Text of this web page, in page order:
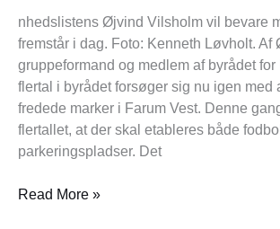
nhedslistens Øjvind Vilsholm vil bevare
fremstår i dag. Foto: Kenneth Løvholt. Af
gruppeformand og medlem af byrådet
flertal i byrådet forsøger sig nu igen med
fredede marker i Farum Vest. Denne
flertallet, at der skal etableres både
parkeringspladser. Det
markerne
i
Farum
Vest
Read More »